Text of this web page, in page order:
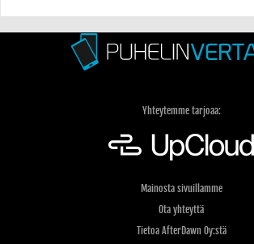
Yhteytemme tarjoaa:
Mainosta sivuillamme
Ota yhteyttä
Tietoa AfterDawn Oy:stä